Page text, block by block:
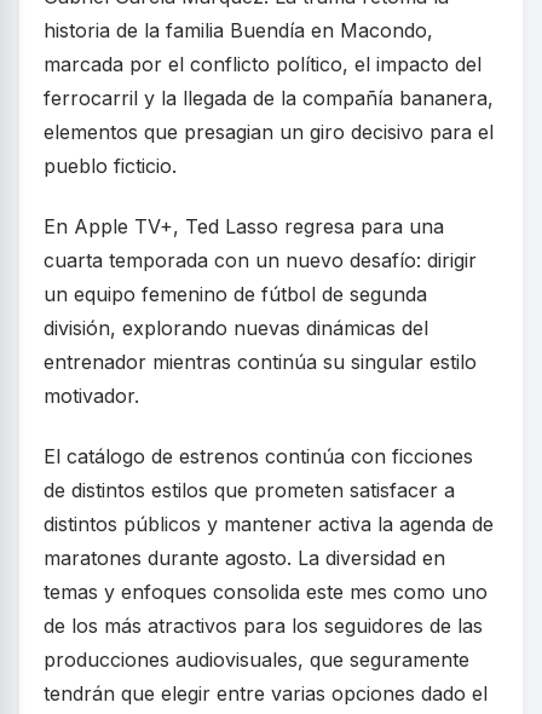
historia de la familia Buendía en Macondo,
marcada por el conflicto político, el impacto del
ferrocarril y la llegada de la compañía bananera,
elementos que presagian un giro decisivo para el
pueblo ficticio.
En Apple TV+, Ted Lasso regresa para una
cuarta temporada con un nuevo desafío: dirigir
un equipo femenino de fútbol de segunda
división, explorando nuevas dinámicas del
entrenador mientras continúa su singular estilo
motivador.
El catálogo de estrenos continúa con ficciones
de distintos estilos que prometen satisfacer a
distintos públicos y mantener activa la agenda de
maratones durante agosto. La diversidad en
temas y enfoques consolida este mes como uno
de los más atractivos para los seguidores de las
producciones audiovisuales, que seguramente
tendrán que elegir entre varias opciones dado el